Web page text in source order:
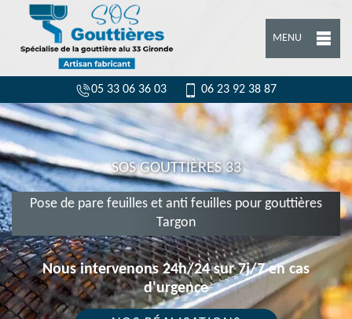
MENU
05 33 06 36 03 06 23 92 38 87
SOS GOUTTIÈRES 33
Pose de pare feuilles et anti feuilles pour gouttières
Targon
Nous intervenons 24h/24 sur 7j/7 en cas
d'urgence